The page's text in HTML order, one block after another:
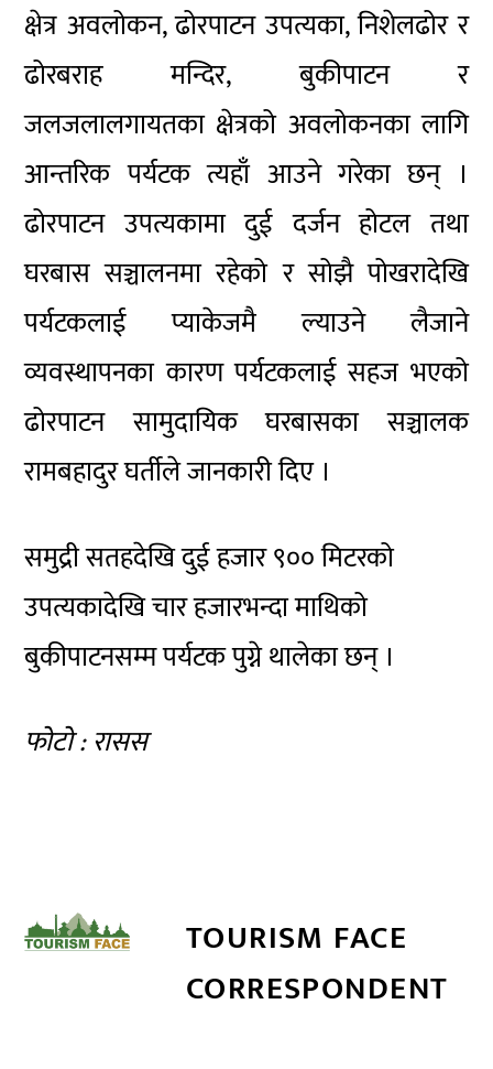
क्षेत्र अवलोकन, ढोरपाटन उपत्यका, निशेलढोर र
ढोरबराह मन्दिर, बुकीपाटन र
जलजलालगायतका क्षेत्रको अवलोकनका लागि
आन्तरिक पर्यटक त्यहाँ आउने गरेका छन् ।
ढोरपाटन उपत्यकामा दुई दर्जन होटल तथा
घरबास सञ्चालनमा रहेको र सोझै पोखरादेखि
पर्यटकलाई प्याकेजमै ल्याउने लैजाने
व्यवस्थापनका कारण पर्यटकलाई सहज भएको
ढोरपाटन सामुदायिक घरबासका सञ्चालक
रामबहादुर घर्तीले जानकारी दिए ।
समुद्री सतहदेखि दुई हजार ९०० मिटरको
उपत्यकादेखि चार हजारभन्दा माथिको
बुकीपाटनसम्म पर्यटक पुग्ने थालेका छन् ।
फोटो : रासस
TOURISM FACE
CORRESPONDENT